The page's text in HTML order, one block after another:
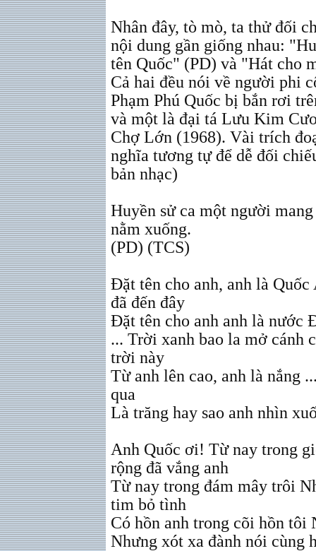
Nhân đây, tò mò, ta thử đối
nội dung gần giống nhau:
tên Quốc" (PD) và "Hát cho
Cả hai đều nói về người phi
Phạm Phú Quốc bị bắn rơi
và một là đại tá Lưu Kim
Chợ Lớn (1968). Vài trích
nghĩa tương tự để dễ đối
bản nhạc)
Huyền sử ca một người
nằm xuống.
(PD) (TCS)
Đặt tên cho anh, anh là
đã đến đây
Đặt tên cho anh anh là nước
... Trời xanh bao la mở cánh
trời này
Từ anh lên cao, anh là nắng
qua
Là trăng hay sao anh nhìn
Anh Quốc ơi! Từ nay trong
rộng đã vắng anh
Từ nay trong đám mây trôi
tim bỏ tình
Có hồn anh trong cõi hồn tôi
Nhưng xót xa đành nói cùng